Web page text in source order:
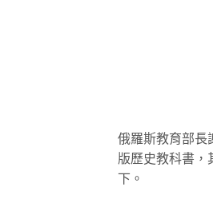
俄羅斯教育部長
版歷史教科書，
下。